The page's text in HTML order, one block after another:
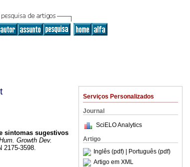
Serviços Personalizados
Journal
SciELO Analytics
Artigo
Inglês (pdf)
| Português (pdf)
Artigo em XML
sintomas sugestivos
Growth Dev.
2175-3598.